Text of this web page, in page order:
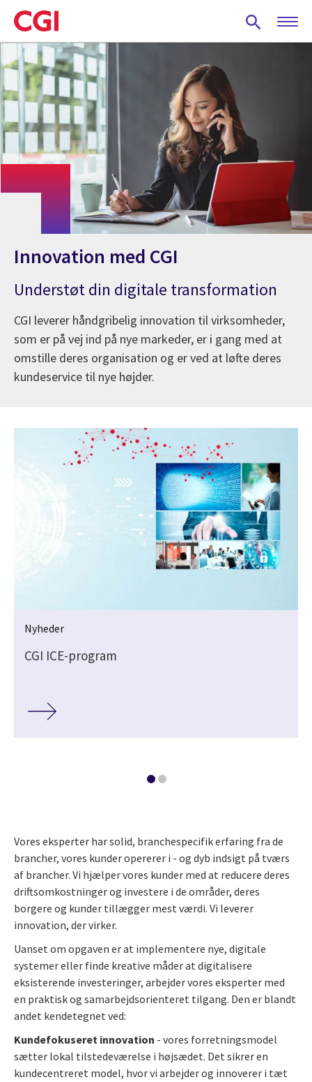
Skip
to
main
content
Innovation med CGI
Understøt din digitale transformation
CGI leverer håndgribelig innovation til virksomheder,
som er på vej ind på nye markeder, er i gang med at
omstille deres organisation og er ved at løfte deres
kundeservice til nye højder.
Nyheder
CGI ICE-program
Vores eksperter har solid, branchespecifik erfaring fra de
brancher, vores kunder opererer i - og dyb indsigt på tværs
af brancher. Vi hjælper vores kunder med at reducere deres
driftsomkostninger og investere i de områder, deres
borgere og kunder tillægger mest værdi. Vi leverer
innovation, der virker.
Uanset om opgaven er at implementere nye, digitale
systemer eller finde kreative måder at digitalisere
eksisterende investeringer, arbejder vores eksperter med
en praktisk og samarbejdsorienteret tilgang. Den er blandt
andet kendetegnet ved:
Kundefokuseret innovation - vores forretningsmodel
sætter lokal tilstedeværelse i højsædet. Det sikrer en
kundecentreret model, hvor vi arbejder og innoverer i tæt